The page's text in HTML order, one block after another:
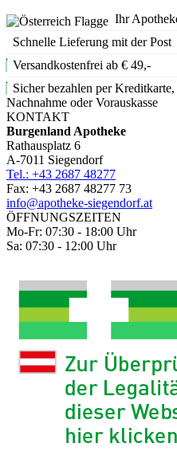
Ihr
Schnelle Lieferung mit der Post
Versandkostenfrei ab € 49,-
Sicher bezahlen per
Nachnahme oder Vorauskasse
KONTAKT
Burgenland Apotheke
Rathausplatz 6
A-7011 Siegendorf
Tel.: +43 2687 48277
Fax: +43 2687 48277 73
info@apotheke-siegendorf.at
ÖFFNUNGSZEITEN
Mo-Fr: 07:30 - 18:00 Uhr
Sa: 07:30 - 12:00 Uhr